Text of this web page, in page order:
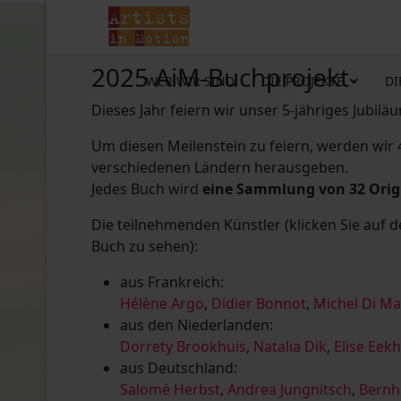
WER WIR SIND DIE PROJEKTE
2025 AiM-Buchprojekt
Dieses Jahr feiern wir unser 5-jähriges
Um diesen Meilenstein zu feiern, werden
verschiedenen Ländern herausgeben.
Jedes Buch wird eine Sammlung von 32
Die teilnehmenden Künstler (klicken Sie auf
Buch zu sehen):
aus Frankreich:
Hélène Argo, Didier Bonnot, Michel Di
aus den Niederlanden:
Dorrety Brookhuis, Natalia Dik, Elise
aus Deutschland:
Salomé Herbst, Andrea Jungnitsch,